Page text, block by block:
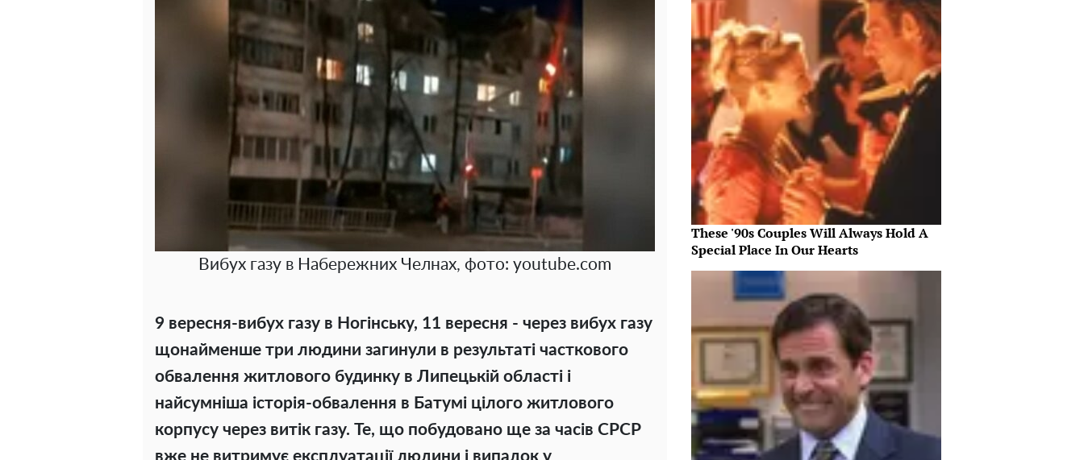
Вибух газу в Набережних Челнах, фото: youtube.com
9 вересня-вибух газу в Ногінську, 11 вересня - через вибух газу
щонайменше три людини загинули в результаті часткового
обвалення житлового будинку в Липецькій області і
найсумніша історія-обвалення в Батумі цілого житлового
корпусу через витік газу. Те, що побудовано ще за часів СРСР
вже не витримує експлуатації людини і випадок у
These '90s Couples Will Always Hold A
Special Place In Our Hearts